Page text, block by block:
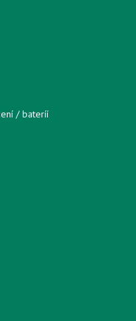
/ bateríí